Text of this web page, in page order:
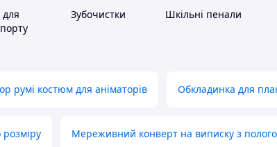
Зубочистки Шкільні пенали
румі костюм для аніматорів Обкладинка для
Мереживний конверт на виписку з